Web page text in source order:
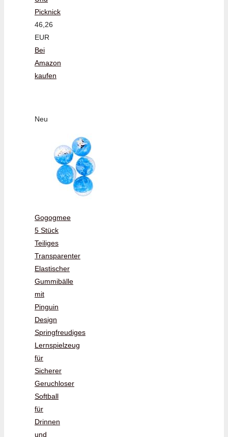
Picknick
46,26
EUR
Bei
Amazon
kaufen
Neu
Gogogmee
5 Stück
Teiliges
Transparenter
Elastischer
Gummibälle
mit
Pinguin
Design
Springfreudiges
Lernspielzeug
für
Sicherer
Geruchloser
Softball
für
Drinnen
und